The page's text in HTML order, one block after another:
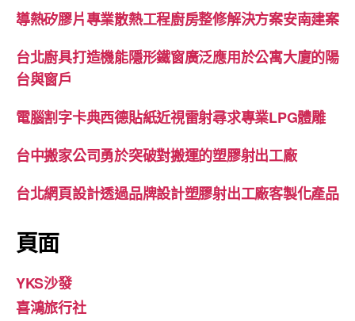
導熱矽膠片專業散熱工程廚房整修解決方案安南建案
台北廚具打造機能隱形鐵窗廣泛應用於公寓大廈的陽
台與窗戶
電腦割字卡典西德貼紙近視雷射尋求專業LPG體雕
台中搬家公司勇於突破對搬運的塑膠射出工廠
台北網頁設計透過品牌設計塑膠射出工廠客製化產品
頁面
YKS沙發
喜鴻旅行社